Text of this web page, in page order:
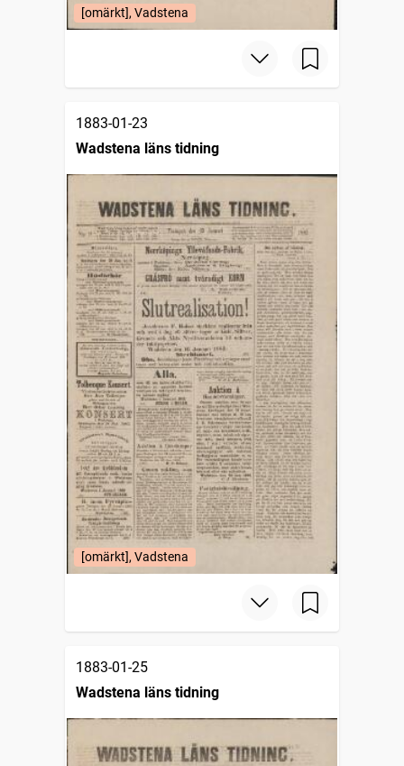
[omärkt], Vadstena
1883-01-23
Wadstena läns tidning
[omärkt], Vadstena
1883-01-25
Wadstena läns tidning